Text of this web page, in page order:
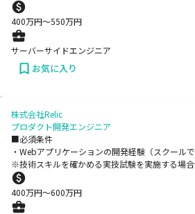
400万円〜550万円
サーバーサイドエンジニア
お気に入り
株式会社Relic
プロダクト開発エンジニア
■必須条件
・Webアプリケーションの開発経験（スクール
※技術スキルを確かめる実技試験を実施する場
400万円〜600万円